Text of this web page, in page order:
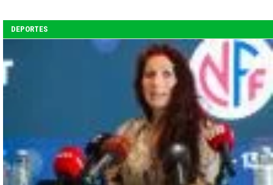
DEPORTES